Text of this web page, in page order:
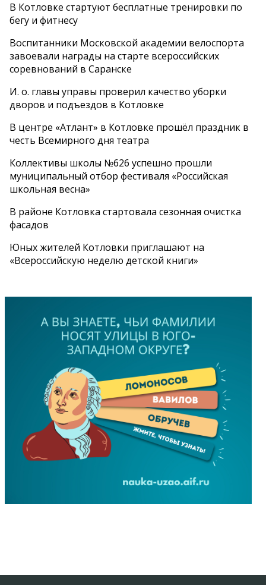
В Котловке стартуют бесплатные тренировки по
бегу и фитнесу
Воспитанники Московской академии велоспорта
завоевали награды на старте всероссийских
соревнований в Саранске
И. о. главы управы проверил качество уборки
дворов и подъездов в Котловке
В центре «Атлант» в Котловке прошёл праздник в
честь Всемирного дня театра
Коллективы школы №626 успешно прошли
муниципальный отбор фестиваля «Российская
школьная весна»
В районе Котловка стартовала сезонная очистка
фасадов
Юных жителей Котловки приглашают на
«Всероссийскую неделю детской книги»